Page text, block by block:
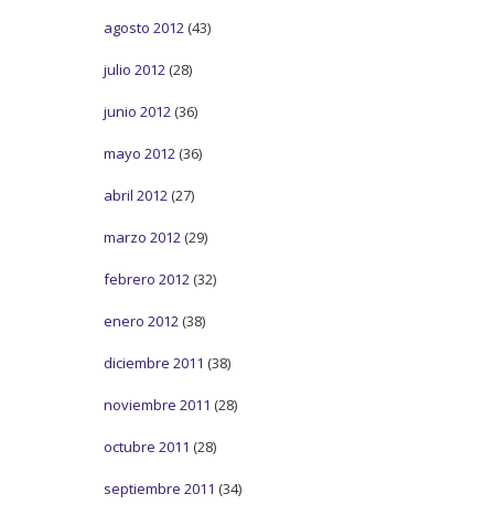
agosto 2012 (43)
julio 2012 (28)
junio 2012 (36)
mayo 2012 (36)
abril 2012 (27)
marzo 2012 (29)
febrero 2012 (32)
enero 2012 (38)
diciembre 2011 (38)
noviembre 2011 (28)
octubre 2011 (28)
septiembre 2011 (34)